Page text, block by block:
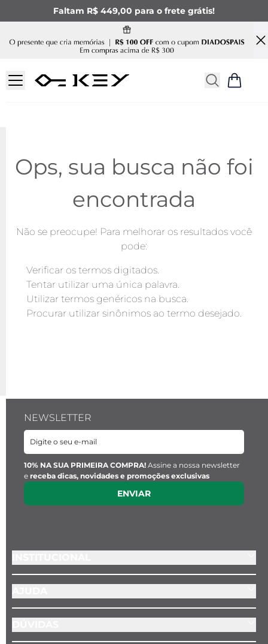
Faltam R$ 449,00 para o frete grátis!
Ops, sua busca não foi
encontrada
Não se preocupe! Para melhorar os resultados você
pode:
Verificar os termos digitados.
Tentar utilizar uma única palavra.
Utilizar termos genéricos na busca.
Procurar utilizar sinônimos ao termo desejado.
NEWSLETTER
10% NA SUA PRIMEIRA COMPRA! Assine a nossa newsletter
e receba dicas, novidades e promoções exclusivas
ENVIAR